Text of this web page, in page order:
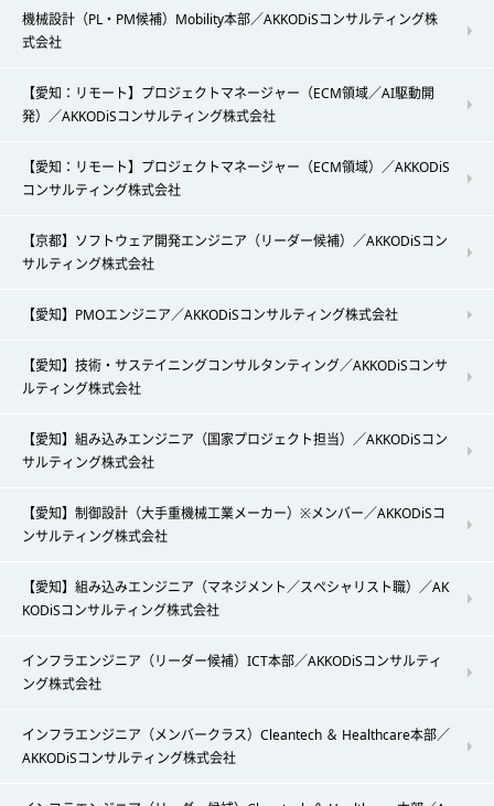
機械設計（PL・PM候補）Mobility本部／AKKODiSコンサルティング株
式会社
【愛知：リモート】プロジェクトマネージャー（ECM領域／AI駆動開
発）／AKKODiSコンサルティング株式会社
【愛知：リモート】プロジェクトマネージャー（ECM領域）／AKKODiS
コンサルティング株式会社
【京都】ソフトウェア開発エンジニア（リーダー候補）／AKKODiSコン
サルティング株式会社
【愛知】PMOエンジニア／AKKODiSコンサルティング株式会社
【愛知】技術・サステイニングコンサルタンティング／AKKODiSコンサ
ルティング株式会社
【愛知】組み込みエンジニア（国家プロジェクト担当）／AKKODiSコン
サルティング株式会社
【愛知】制御設計（大手重機械工業メーカー）※メンバー／AKKODiSコ
ンサルティング株式会社
【愛知】組み込みエンジニア（マネジメント／スペシャリスト職）／AK
KODiSコンサルティング株式会社
インフラエンジニア（リーダー候補）ICT本部／AKKODiSコンサルティ
ング株式会社
インフラエンジニア（メンバークラス）Cleantech ＆ Healthcare本部／
AKKODiSコンサルティング株式会社